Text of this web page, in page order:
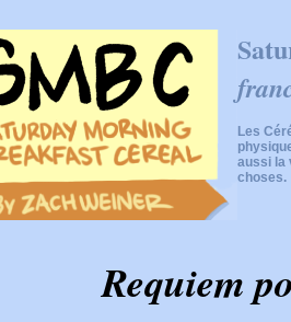
Les
aussi la
choses.
Requiem